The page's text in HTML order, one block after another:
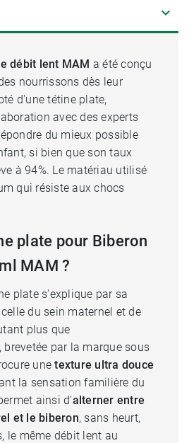
débit lent MAM a été conçu
nourrissons dès leur
d'une tétine plate,
avec des experts
du mieux possible
si bien que son taux
à 94%. Le matériau utilisé
qui résiste aux chocs
plate pour Biberon
MAM ?
plate s'explique par sa
du sein maternel et de
plus que
par la marque sous
unetexture ultra douce
la sensation familière du
ainsi d'alterner entre
et le biberon, sans heurt,
le même débit lent au